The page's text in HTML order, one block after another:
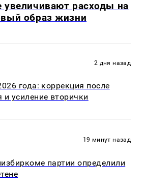
увеличивают расходы на
образ жизни
2 дня назад
года: коррекция после
усиление вторички
19 минут назад
партии определили